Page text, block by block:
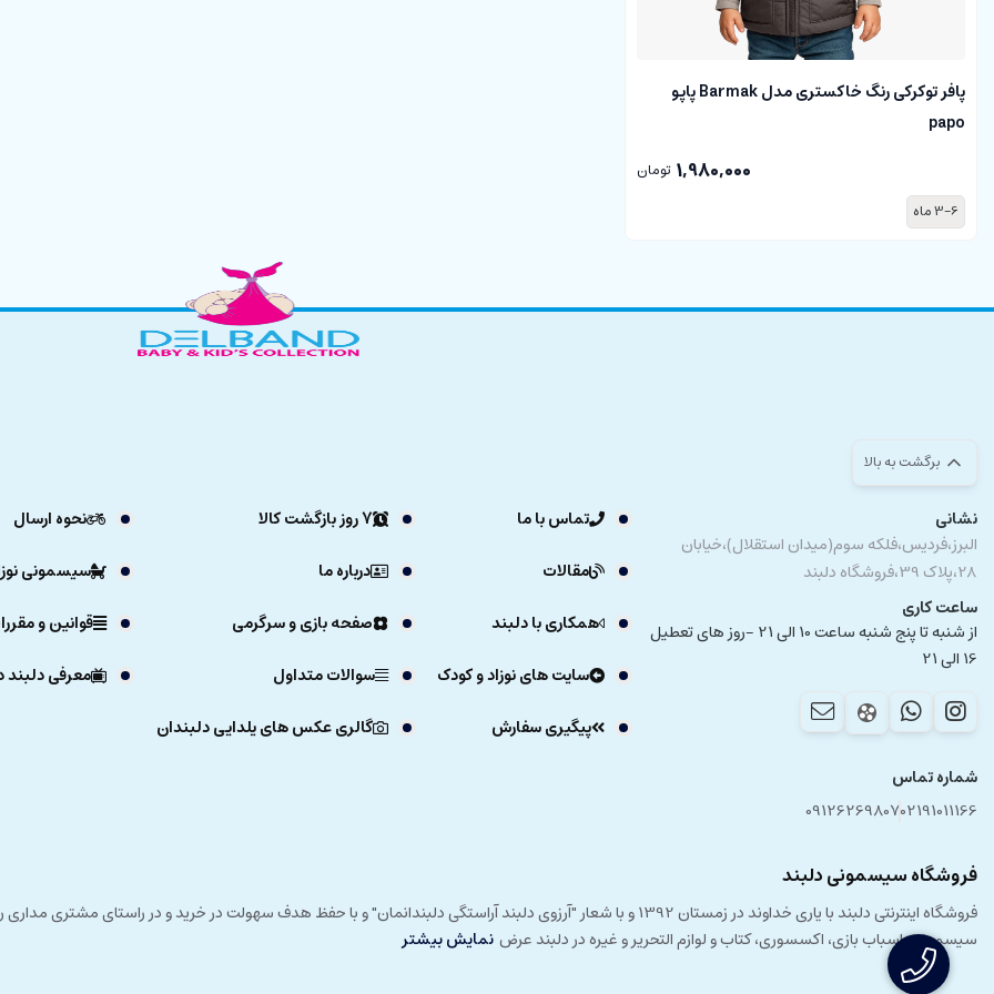
دارای جنس مناسب کودک
سبک و راحت
مطابق با مد روز
هودی داخل مخمل دخترانه طرح گلدوزی شده خرگوش
هودی دخترانه به رنگ
کار شده است که همین امر باعث می شود لباس دلبند شما به راحتی بالا نرود و سرمای کمتری به بدن آنها نفوذ کند و در عین
علاوه بر طرح کلمات انگلیسی بر روی لباس، روی آستین هم کلمات انگلیسی کار شده است. نکته حائز اهمیت این محصول،جنس مخملی
فروشگاه اینترنتی دلبندبه فروش می رسد.
با توجه به تفاوت کیفیت نمایشگرهای موبایل و کامپیوتر، رنگ محصولات ممکن است تا 10 درصد با واقعیت متفاوت باشد.
پافر توکرکی رنگ خاکستری مدل Barmak پاپو
papo
1,980,000 تومان
3-6 ماه
برگشت به بالا
نشانی
البرز،فردیس،فلکه سوم(میدان استقلال)،خیابان
28،پلاک 39،فروشگاه دلبند
ساعت کاری
از شنبه تا پنج شنبه ساعت 10 الی 21 -روز های تعطیل
16 الی 21
شماره تماس
02191011166
09126269807
تماس با ما 7 روز بازگشت کالا
نحوه ارسال
مقالات
درباره ما
سیسمونی
همکاری با دلبند
صفحه بازی و سرگرمی
قوانین و
سایت های نوزاد و کودک
سوالات متداول
معرفی
پیگیری سفارش
گالری عکس های یلدایی دلبندان
فروشگاه سیسمونی دلبند
فروشگاه اینترنتی دلبند با یاری خداوند در زمستان 1392 و با شعار "آرزوی دلبند آراستگی دلبندانمان" و با حفظ هدف سهولت در خرید
سیسمونی، اسباب بازی، اکسسوری، کتاب و لوازم التحریر و غیره در دلبند عرض نمایش بیشتر